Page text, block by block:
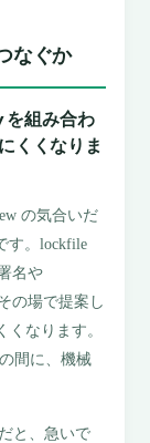
なぐか
組み合わ
くくなりま
の気合いだ
す。lockfile
名や
の場で提案し
くなります。
間に、機械
と、急いで